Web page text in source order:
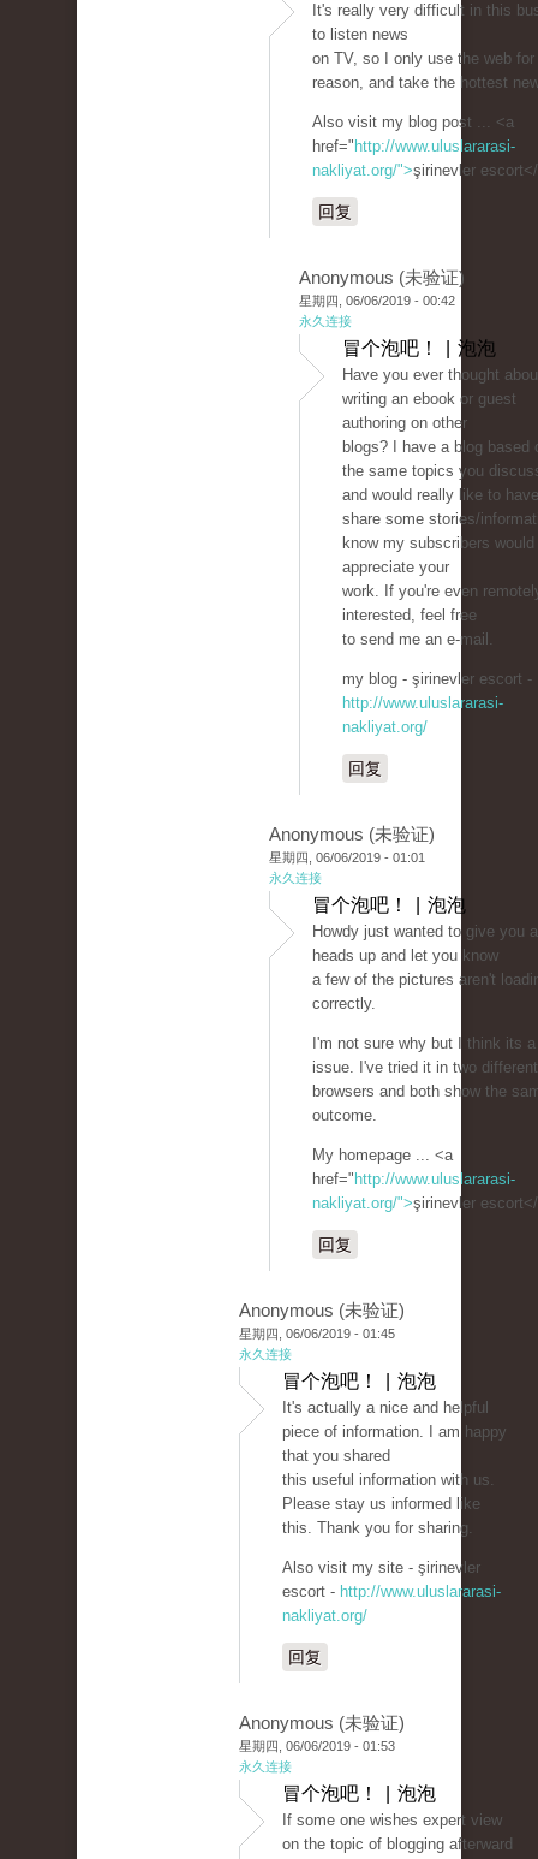
It's really very difficult in this
to listen news
on TV, so I only use the web for
reason, and take the hottest
Also visit my blog post ... <a
href=" http://www.uluslararasi-
nakliyat.org/">şirinevler
回复
Anonymous (未验证)
星期四, 06/06/2019 - 00:42
永久连接
冒个泡吧！ | 泡泡
Have you ever thought
writing an ebook or guest
authoring on other
blogs? I have a blog based
the same topics you
and would really like to
share some stories/
know my subscribers would
appreciate your
work. If you're even
interested, feel free
to send me an e-mail.
my blog - şirinevler escort -
http://www.uluslararasi-
nakliyat.org/
回复
Anonymous (未验证)
星期四, 06/06/2019 - 01:01
永久连接
冒个泡吧！ | 泡泡
Howdy just wanted to give you
heads up and let you know
a few of the pictures aren't
correctly.
I'm not sure why but I think its
issue. I've tried it in two different
browsers and both show the
outcome.
My homepage ... <a
href=" http://www.uluslararasi-
nakliyat.org/">şirinevler
回复
Anonymous (未验证)
星期四, 06/06/2019 - 01:45
永久连接
冒个泡吧！ | 泡泡
It's actually a nice and helpful
piece of information. I am happy
that you shared
this useful information with us.
Please stay us informed like
this. Thank you for sharing.
Also visit my site - şirinevler
escort - http://www.uluslararasi-
nakliyat.org/
回复
Anonymous (未验证)
星期四, 06/06/2019 - 01:53
永久连接
冒个泡吧！ | 泡泡
If some one wishes expert view
on the topic of blogging afterward